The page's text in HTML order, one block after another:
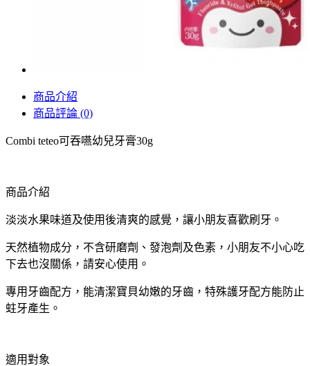
商品介紹
商品評論 (0)
Combi teteo可吞嚥幼兒牙膏30g
商品介紹
淡淡水果味道及使用後清爽的感覺，讓小朋友喜歡刷牙。
天然植物成分，不含研磨劑、發泡劑及色素，小朋友不小心吃
下去也沒關係，請安心使用。
專用牙齒配方，能清潔寶貝幼嫩的牙齒，特殊護牙配方能防止
蛀牙產生。
適用對象